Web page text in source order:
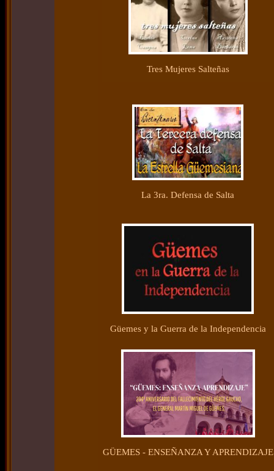
Tres Mujeres Salteñas
La 3ra. Defensa de Salta
Güemes y la Guerra de la Independencia
GÜEMES - ENSEÑANZA Y APRENDIZAJE